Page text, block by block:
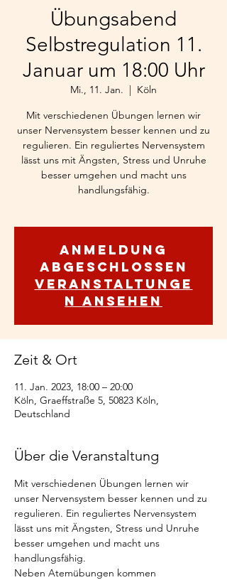
Übungsabend
Selbstregulation 11.
Januar um 18:00 Uhr
Mi., 11. Jan.
  |
Köln
Mit verschiedenen Übungen lernen wir
unser Nervensystem besser kennen und zu
regulieren. Ein reguliertes Nervensystem
lässt uns mit Ängsten, Stress und Unruhe
besser umgehen und macht uns
handlungsfähig.
Anmeldung
abgeschlossen
Veranstaltunge
n ansehen
Zeit & Ort
11. Jan. 2023, 18:00 – 20:00
Köln, Graeffstraße 5, 50823 Köln,
Deutschland
Über die Veranstaltung
Mit verschiedenen Übungen lernen wir
unser Nervensystem besser kennen und zu
regulieren. Ein reguliertes Nervensystem
lässt uns mit Ängsten, Stress und Unruhe
besser umgehen und macht uns
handlungsfähig.
Neben Atemübungen kommen